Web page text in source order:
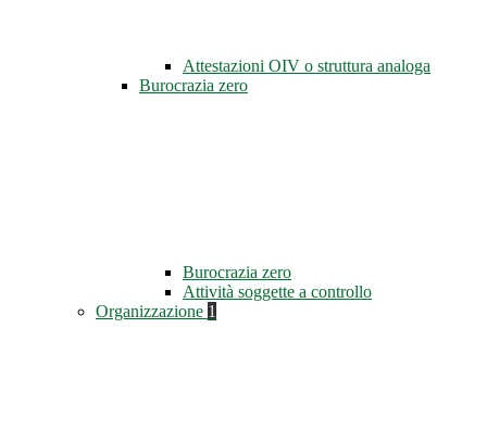
Attestazioni OIV o struttura analoga
Burocrazia zero
Burocrazia zero
Attività soggette a controllo
Organizzazione 1